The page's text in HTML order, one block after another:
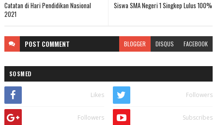
Siswa SMA Negeri 1 Singkep Lulus 100%
Catatan di Hari Pendidikan Nasional
2021
POST COMMENT BLOGGER DISQUS FACEBOOK
SOSMED
Likes Followers
Followers Subscribes